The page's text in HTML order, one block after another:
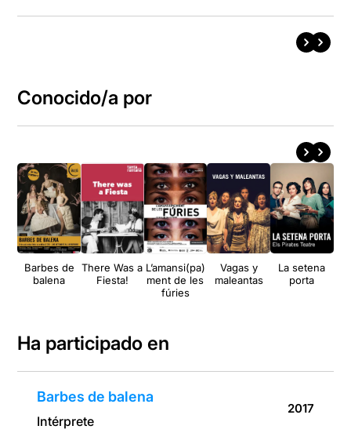
Conocido/a por
Barbes de
balena
There Was a
Fiesta!
L’amansi(pa)
ment de les
fúries
Vagas y
maleantas
La setena
porta
Ha participado en
Barbes de balena
Intérprete
2017